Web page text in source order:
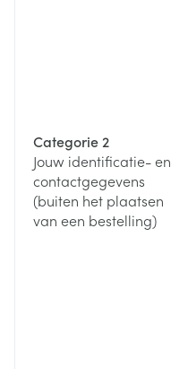
Categorie 2
Jouw identificatie- en
contactgegevens
(buiten het plaatsen
van een bestelling)